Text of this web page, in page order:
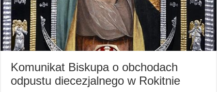
Komunikat Biskupa o obchodach
odpustu diecezjalnego w Rokitnie